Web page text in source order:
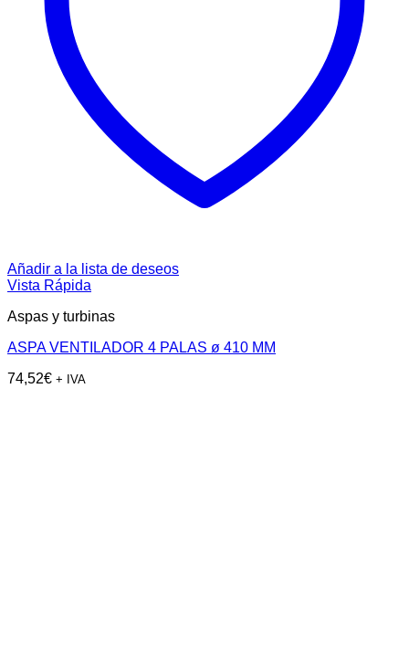
Añadir a la lista de deseos
Vista Rápida
Aspas y turbinas
ASPA VENTILADOR 4 PALAS ø 410 MM
74,52€ + IVA